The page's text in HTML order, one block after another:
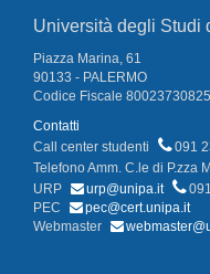
Università degli Studi
Piazza Marina, 61
90133 - PALERMO
Codice Fiscale
Contatti
Call center studenti
091
Telefono Amm. C.le di P.zza
URP
urp@unipa.it
PEC
pec@cert.unipa.it
Webmaster